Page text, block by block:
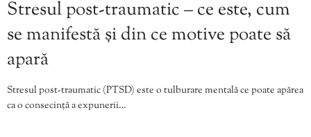
Stresul post-traumatic – ce este, cum
se manifestă și din ce motive poate să
apară
Stresul post-traumatic (PTSD) este o tulburare mentală ce poate apărea
ca o consecință a expunerii…